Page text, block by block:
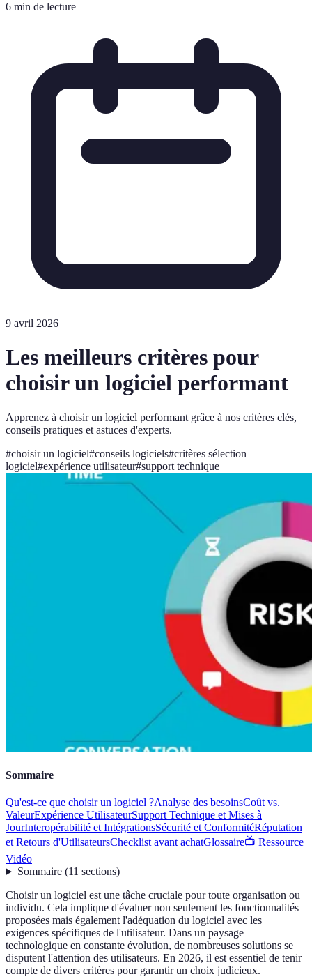
6 min de lecture
9 avril 2026
Les meilleurs critères pour
choisir un logiciel performant
Apprenez à choisir un logiciel performant grâce à nos critères clés,
conseils pratiques et astuces d'experts.
#choisir un logiciel#conseils logiciels#critères sélection
logiciel#expérience utilisateur#support technique
Sommaire
Qu'est-ce que choisir un logiciel ?Analyse des besoinsCoût vs.
ValeurExpérience UtilisateurSupport Technique et Mises à
JourInteropérabilité et IntégrationsSécurité et ConformitéRéputation
et Retours d'UtilisateursChecklist avant achatGlossaire📺 Ressource
Vidéo
Sommaire(11 sections)
Choisir un logiciel est une tâche cruciale pour toute organisation ou
individu. Cela implique d'évaluer non seulement les fonctionnalités
proposées mais également l'adéquation du logiciel avec les
exigences spécifiques de l'utilisateur. Dans un paysage
technologique en constante évolution, de nombreuses solutions se
disputent l'attention des utilisateurs. En 2026, il est essentiel de tenir
compte de divers critères pour garantir un choix judicieux.